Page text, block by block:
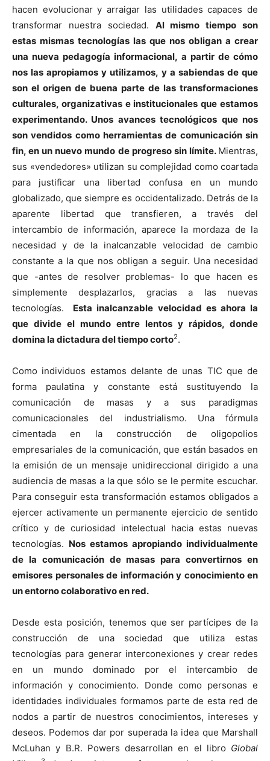
hacen evolucionar y arraigar las utilidades capaces de
transformar nuestra sociedad. Al mismo tiempo son
estas mismas tecnologías las que nos obligan a crear
una nueva pedagogía informacional, a partir de cómo
nos las apropiamos y utilizamos, y a sabiendas de que
son el origen de buena parte de las transformaciones
culturales, organizativas e institucionales que estamos
experimentando. Unos avances tecnológicos que nos
son vendidos como herramientas de comunicación sin
fin, en un nuevo mundo de progreso sin límite. Mientras,
sus «vendedores» utilizan su complejidad como coartada
para justificar una libertad confusa en un mundo
globalizado, que siempre es occidentalizado. Detrás de la
aparente libertad que transfieren, a través del
intercambio de información, aparece la mordaza de la
necesidad y de la inalcanzable velocidad de cambio
constante a la que nos obligan a seguir. Una necesidad
que -antes de resolver problemas- lo que hacen es
simplemente desplazarlos, gracias a las nuevas
tecnologías.
Esta inalcanzable velocidad es ahora la
que divide el mundo entre lentos y rápidos, donde
domina la dictadura del tiempo corto2.
Como individuos estamos delante de unas TIC que de
forma paulatina y constante está sustituyendo la
comunicación de masas y a sus paradigmas
comunicacionales del industrialismo. Una fórmula
cimentada en la construcción de oligopolios
empresariales de la comunicación, que están basados en
la emisión de un mensaje unidireccional dirigido a una
audiencia de masas a la que sólo se le permite escuchar.
Para conseguir esta transformación estamos obligados a
ejercer activamente un permanente ejercicio de sentido
crítico y de curiosidad intelectual hacia estas nuevas
tecnologías. Nos estamos apropiando individualmente
de la comunicación de masas para convertirnos en
emisores personales de información y conocimiento en
un entorno colaborativo en red.
Desde esta posición, tenemos que ser partícipes de la
construcción de una sociedad que utiliza estas
tecnologías para generar interconexiones y crear redes
en un mundo dominado por el intercambio de
información y conocimiento. Donde como personas e
identidades individuales formamos parte de esta red de
nodos a partir de nuestros conocimientos, intereses y
deseos. Podemos dar por superada la idea que Marshall
McLuhan y B.R. Powers desarrollan en el libro Global